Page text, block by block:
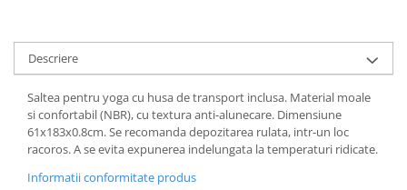
Creioane mecanice si rezerve
Stilouri
Radiere
Creta scolara
Descriere
Saltea pentru yoga cu husa de transport inclusa. Material moale
si confortabil (NBR), cu textura anti-alunecare. Dimensiune
61x183x0.8cm. Se recomanda depozitarea rulata, intr-un loc
racoros. A se evita expunerea indelungata la temperaturi ridicate.
Informatii conformitate produs